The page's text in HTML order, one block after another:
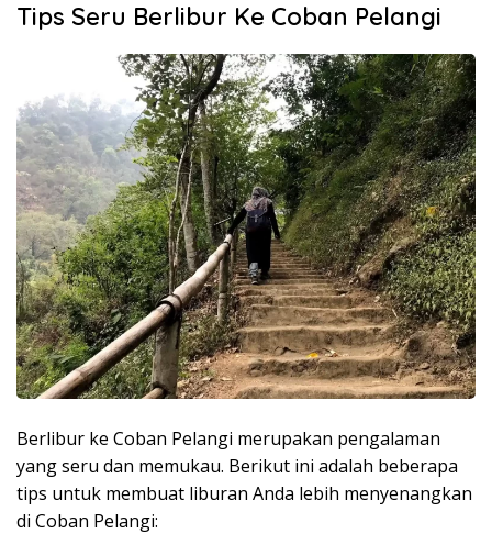
Tips Seru Berlibur Ke Coban Pelangi
Berlibur ke Coban Pelangi merupakan pengalaman
yang seru dan memukau. Berikut ini adalah beberapa
tips untuk membuat liburan Anda lebih menyenangkan
di Coban Pelangi: